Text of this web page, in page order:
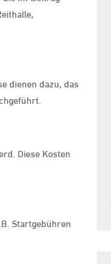
dienen dazu, das
Diese Kosten
Startgebühren